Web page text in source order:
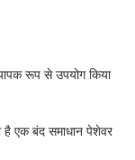
रूप से उपयोग किया
एक बंद समाधान पेशेवर